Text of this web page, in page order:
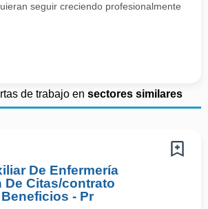
seguir creciendo profesionalmente
de trabajo en sectores similares
De Enfermería
De Citas/contrato
- Pr